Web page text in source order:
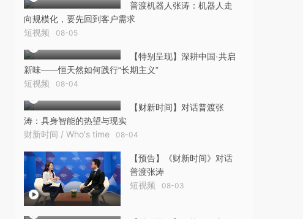
普渡机器人张涛：机器人走
向规模化，要先回到客户需求
短视频 08-05
【特别呈现】深耕中国·共启
新味——恒天然如何践行“长期主义”
短视频 08-04
【财新时间】对话普渡张
涛：具身智能的热望与现实
财新时间 / Who's time 08-04
【预告】《财新时间》对话
普渡张涛
短视频 08-03